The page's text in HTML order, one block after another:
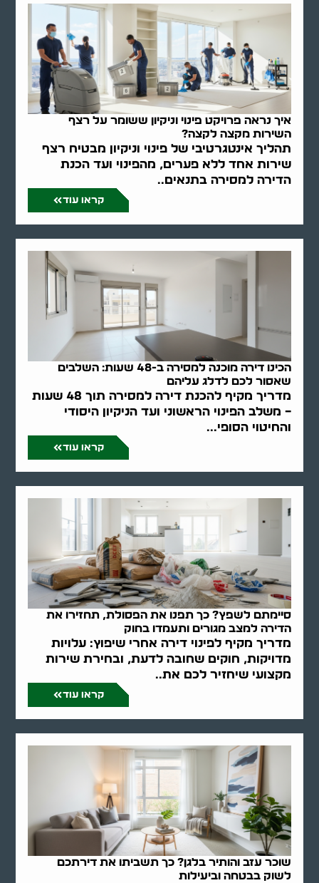
איך נראה פרויקט פינוי וניקיון ששומר על רצף
השירות מקצה לקצה?
תהליך אינטגרטיבי של פינוי וניקיון מבטיח רצף
שירות אחד ללא פערים, מהפינוי ועד הכנת
הדירה למסירה בתנאים..
קראו עוד
הכינו דירה מוכנה למסירה ב-48 שעות: השלבים
שאסור לכם לדלג עליהם
מדריך מקיף להכנת דירה למסירה תוך 48 שעות
– משלב הפינוי הראשוני ועד הניקיון היסודי
והחיטוי הסופי...
קראו עוד
סיימתם לשפץ? כך תפנו את הפסולת, תחזירו את
הדירה למצב מגורים ותעמדו בחוק
מדריך מקיף לפינוי דירה אחרי שיפוץ: עלויות
מדויקות, חוקים שחובה לדעת, ובחירת שירות
מקצועי שיחזיר לכם את..
קראו עוד
שוכר עזב והותיר בלגן? כך תשביתו את דירתכם
לשוק בבטחה וביעילות